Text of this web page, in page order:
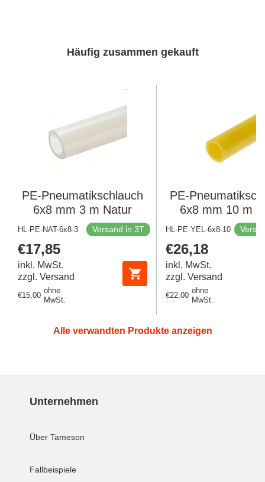
Häufig zusammen gekauft
PE-Pneumatikschlauch
6x8 mm 3 m Natur
HL-PE-NAT-6x8-3 Versand in 3T
Regulärer
Preis
€17,85
inkl. MwSt.
zzgl. Versand
Regulärer
€15,00
ohne
MwSt.
PE-
6x8 mm 10 m
HL-PE-YEL-6x8-10
Regulärer
Preis
€26,18
inkl. MwSt.
zzgl. Versand
Regulärer
€22,00
ohne
MwSt.
Alle verwandten Produkte anzeigen
Unternehmen
Über Tameson
Fallbeispiele